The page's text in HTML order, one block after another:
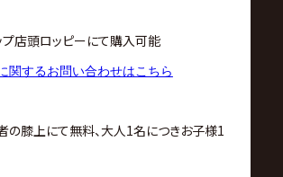
プ店頭ロッピーにて購入可能
関するお問い合わせはこちら
膝上にて無料、大人1名につきお子様1